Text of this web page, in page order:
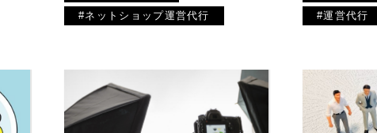
#ネットショップ運営代行
#運営代行